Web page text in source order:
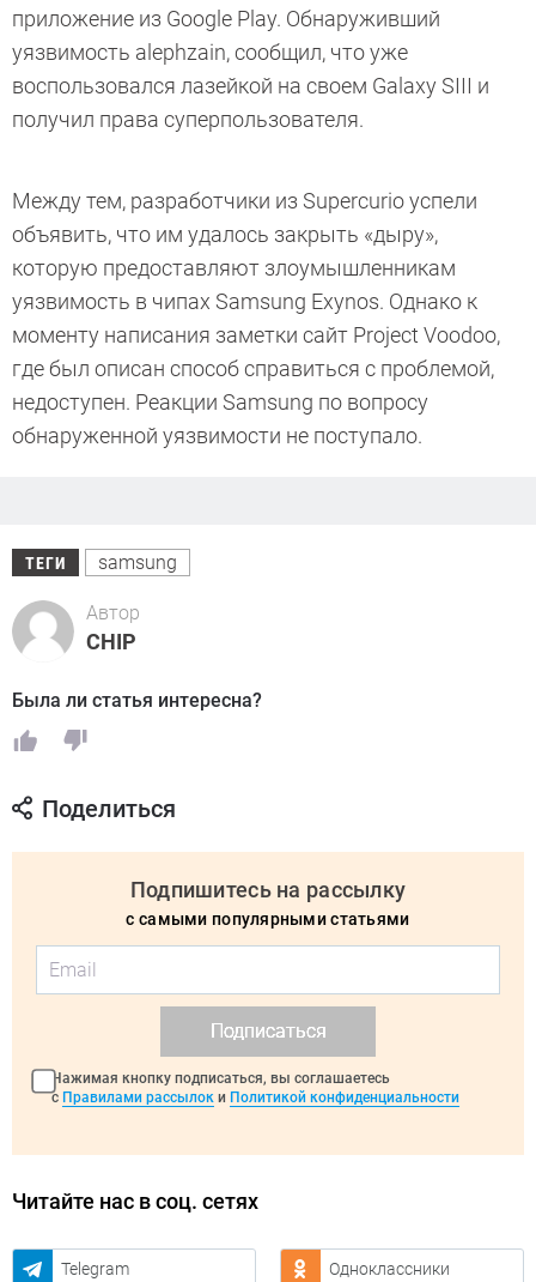
приложение из Google Play. Обнаруживший
уязвимость alephzain, сообщил, что уже
воспользовался лазейкой на своем Galaxy SIII и
получил права суперпользователя.
Между тем, разработчики из Supercurio успели
объявить, что им удалось закрыть «дыру»,
которую предоставляют злоумышленникам
уязвимость в чипах Samsung Exynos. Однако к
моменту написания заметки сайт Project Voodoo,
где был описан способ справиться с проблемой,
недоступен. Реакции Samsung по вопросу
обнаруженной уязвимости не поступало.
ТЕГИ samsung
Автор
CHIP
Была ли статья интересна?
Поделиться
Подпишитесь на рассылку
с самыми популярными статьями
Подписаться
Нажимая кнопку подписаться, вы соглашаетесь
с Правилами рассылок и Политикой конфиденциальности
Читайте нас в соц. сетях
Telegram Одноклассники